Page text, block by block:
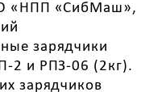
«НПП «СибМаш»,
зарядчики
2 и РПЗ-06 (2кг).
зарядчиков